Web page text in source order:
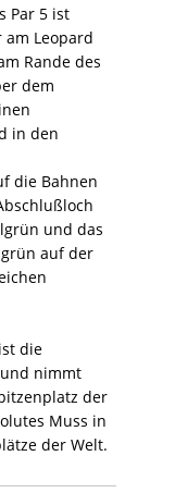
Par 5 ist
Leopard
Rande des
dem
in den
die Bahnen
und das
auf der
die
nimmt
der
Muss in
der Welt.